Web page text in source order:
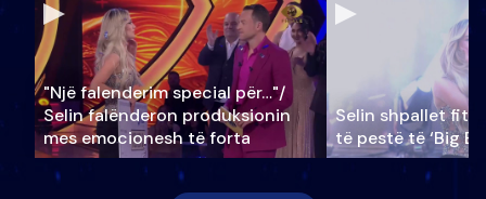
"Një falenderim special për…"/
Selin falënderon produksionin
mes emocionesh të forta
Selin shpallet
të pestë të ‘Big